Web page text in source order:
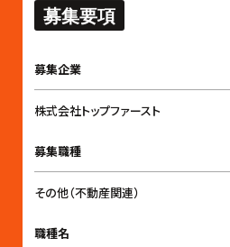
募集要項
募集企業
株式会社トップファースト
募集職種
その他（不動産関連）
職種名